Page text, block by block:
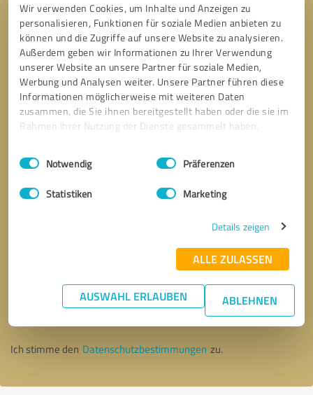
Wir verwenden Cookies, um Inhalte und Anzeigen zu
personalisieren, Funktionen für soziale Medien anbieten zu
können und die Zugriffe auf unsere Website zu analysieren.
Außerdem geben wir Informationen zu Ihrer Verwendung
unserer Website an unsere Partner für soziale Medien,
Werbung und Analysen weiter. Unsere Partner führen diese
Informationen möglicherweise mit weiteren Daten
zusammen, die Sie ihnen bereitgestellt haben oder die sie im
Rahmen Ihrer Nutzung der Dienste gesammelt haben.
Impressum Datenschutzbestimmungen
Einwilligungsauswahl
Notwendig Präferenzen
Statistiken Marketing
Details zeigen
ALLE ZULASSEN
AUSWAHL ERLAUBEN ABLEHNEN
Ich stimme den Datenschutzbestimmungen zu.